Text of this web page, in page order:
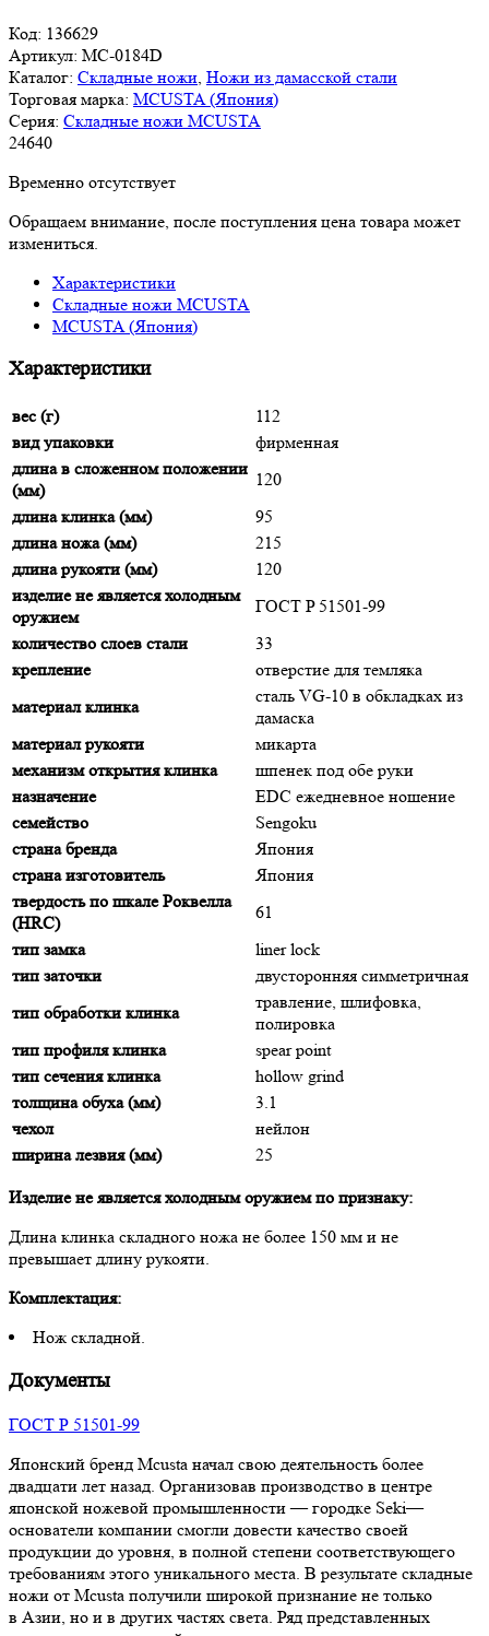
Код: 136629
Артикул: MC-0184D
Каталог: Складные ножи Ножи из дамасской стали
Торговая марка: MCUSTA (Япония)
Серия: Складные ножи MCUSTA
24640
Временно отсутствует
Обращаем внимание, после поступления цена товара может
измениться.
Характеристики
Складные ножи MCUSTA
MCUSTA (Япония)
Характеристики
вес (г)
112
вид упаковки
фирменная
длина в сложенном положении
(мм)
120
длина клинка (мм)
95
длина ножа (мм)
215
длина рукояти (мм)
120
изделие не является холодным
оружием
ГОСТ P 51501-99
количество слоев стали
33
крепление
отверстие для темляка
материал клинка
сталь VG-10 в обкладках из
дамаска
материал рукояти
микарта
механизм открытия клинка
шпенек под обе руки
назначение
EDC ежедневное ношение
семейство
Sengoku
страна бренда
Япония
страна изготовитель
Япония
твердость по шкале Роквелла
(HRC)
61
тип замка
liner lock
тип заточки
двусторонняя симметричная
тип обработки клинка
травление, шлифовка,
полировка
тип профиля клинка
spear point
тип сечения клинка
hollow grind
толщина обуха (мм)
3.1
чехол
нейлон
ширина лезвия (мм)
25
Изделие не является холодным оружием по признаку:
Длина клинка складного ножа не более 150 мм и не
превышает длину рукояти.
Комплектация:
Нож складной.
Документы
ГОСТ Р 51501-99
Японский бренд Mcusta начал свою деятельность более
двадцати лет назад. Организовав производство в центре
японской ножевой промышленности — городке Seki—
основатели компании смогли довести качество своей
продукции до уровня, в полной степени соответствующего
требованиям этого уникального места. В результате складные
ножи от Mcusta получили широкой признание не только
в Азии, но и в других частях света. Ряд представленных